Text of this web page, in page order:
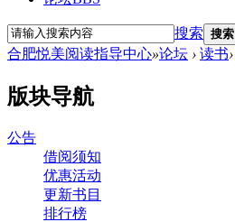
搜索 搜索
合肥悦美阅读指导中心»论坛 › 读书›
版块导航
公告
借阅须知
优惠活动
更新书目
排行榜